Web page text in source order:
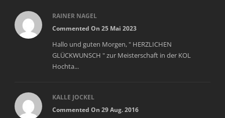
RAINER NAGEL
Commented On 25 Mai 2023
Hallo und guten Morgen, " HERZLICHEN
GLÜCKWUNSCH " zur Meisterschaft in der KOL
Hochta...
KALLE JOCKEL
Commented On 29 Aug. 2016